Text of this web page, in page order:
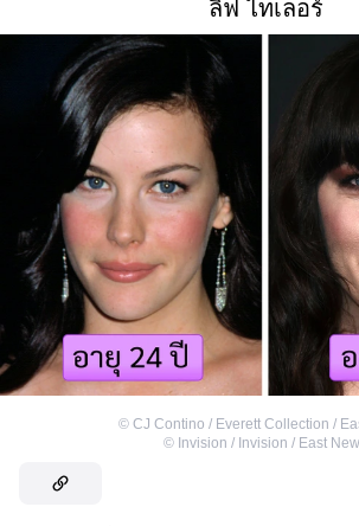
ลิฟ ไทเลอร์
© CJ Contino / Everett Collection /
© Invision / Invision / East